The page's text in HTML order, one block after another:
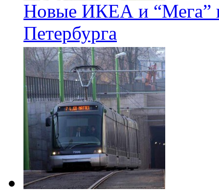
Новые ИКЕА и “Мега”
Петербурга